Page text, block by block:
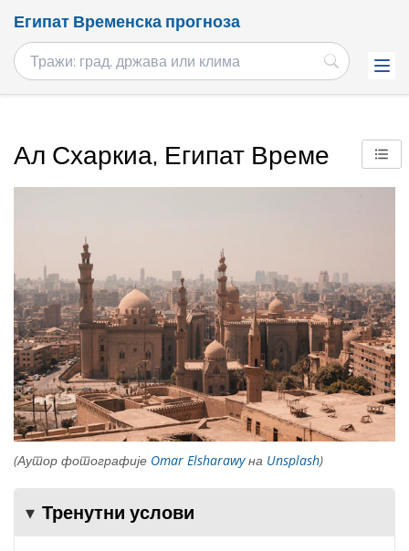
Египат Временска прогноза
Ал Схаркиа, Египат Време
(Аутор фотографије Omar Elsharawyна Unsplash)
Тренутни услови